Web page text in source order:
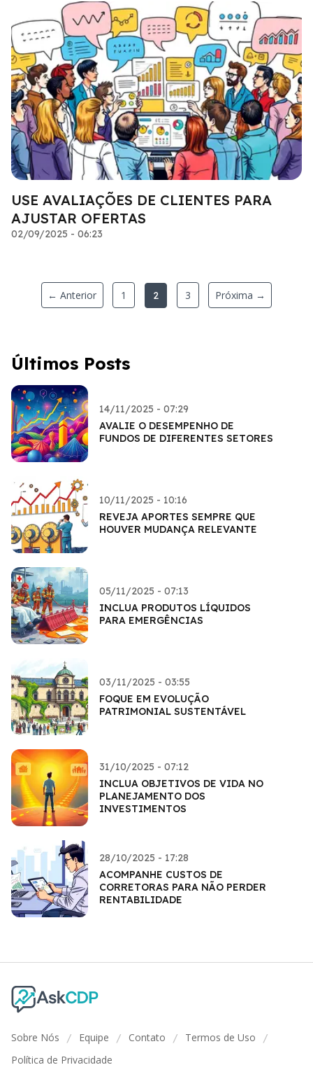
USE AVALIAÇÕES DE CLIENTES PARA
AJUSTAR OFERTAS
02/09/2025 - 06:23
← Anterior 1 2 3 Próxima →
Últimos Posts
14/11/2025 - 07:29
AVALIE O DESEMPENHO DE
FUNDOS DE DIFERENTES SETORES
10/11/2025 - 10:16
REVEJA APORTES SEMPRE QUE
HOUVER MUDANÇA RELEVANTE
05/11/2025 - 07:13
INCLUA PRODUTOS LÍQUIDOS
PARA EMERGÊNCIAS
03/11/2025 - 03:55
FOQUE EM EVOLUÇÃO
PATRIMONIAL SUSTENTÁVEL
31/10/2025 - 07:12
INCLUA OBJETIVOS DE VIDA NO
PLANEJAMENTO DOS
INVESTIMENTOS
28/10/2025 - 17:28
ACOMPANHE CUSTOS DE
CORRETORAS PARA NÃO PERDER
RENTABILIDADE
Sobre Nós / Equipe / Contato / Termos de Uso /
Política de Privacidade